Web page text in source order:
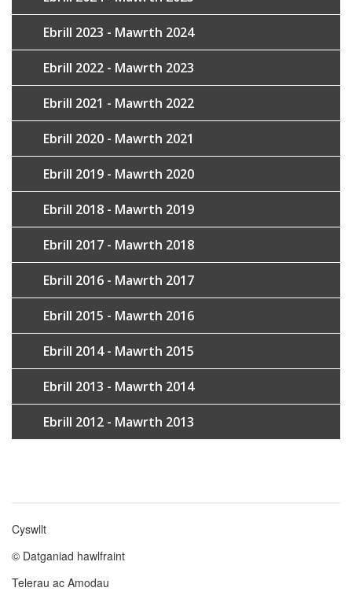
Ebrill 2023 - Mawrth 2024
Ebrill 2022 - Mawrth 2023
Ebrill 2021 - Mawrth 2022
Ebrill 2020 - Mawrth 2021
Ebrill 2019 - Mawrth 2020
Ebrill 2018 - Mawrth 2019
Ebrill 2017 - Mawrth 2018
Ebrill 2016 - Mawrth 2017
Ebrill 2015 - Mawrth 2016
Ebrill 2014 - Mawrth 2015
Ebrill 2013 - Mawrth 2014
Ebrill 2012 - Mawrth 2013
Footer
menu
Cyswllt
© Datganiad hawlfraint
Telerau ac Amodau